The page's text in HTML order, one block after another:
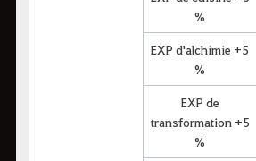
%
EXP d'alchimie +5
%
EXP de
transformation +5
%